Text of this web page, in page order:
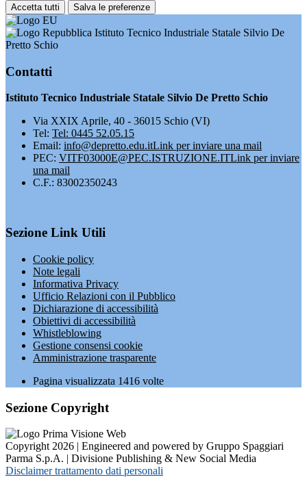
Accetta tutti Salva le preferenze
Istituto Tecnico Industriale Statale Silvio De
Pretto Schio
Contatti
Istituto Tecnico Industriale Statale Silvio De Pretto Schio
Via XXIX Aprile, 40 - 36015 Schio (VI)
Tel: Tel: 0445 52.05.15
Email: info@depretto.edu.itLink per inviare una mail
PEC: VITF03000E@PEC.ISTRUZIONE.ITLink per inviare
una mail
C.F.: 83002350243
Sezione Link Utili
Cookie policy
Note legali
Informativa Privacy
Ufficio Relazioni con il Pubblico
Dichiarazione di accessibilità
Obiettivi di accessibilità
Whistleblowing
Gestione consensi cookie
Amministrazione trasparente
Pagina visualizzata 1416 volte
Sezione Copyright
Copyright 2026 | Engineered and powered by Gruppo Spaggiari
Parma S.p.A. | Divisione Publishing & New Social Media
Disclaimer trattamento dati personali